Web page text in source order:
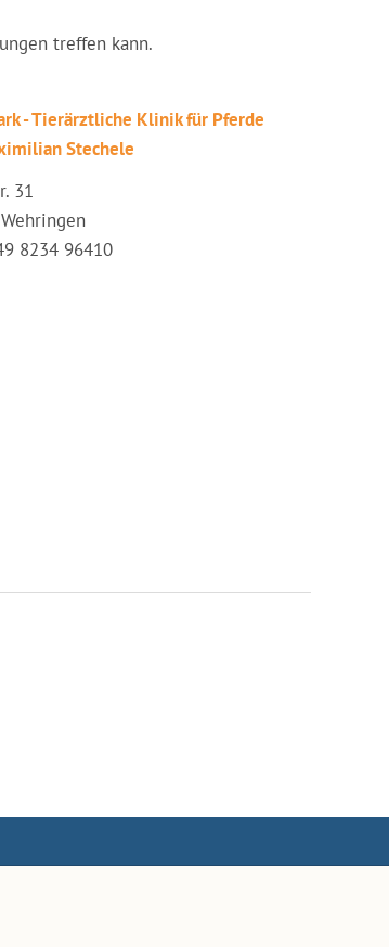
treffen kann.
- Tierärztliche Klinik für Pferde
Stechele
31
8234 96410